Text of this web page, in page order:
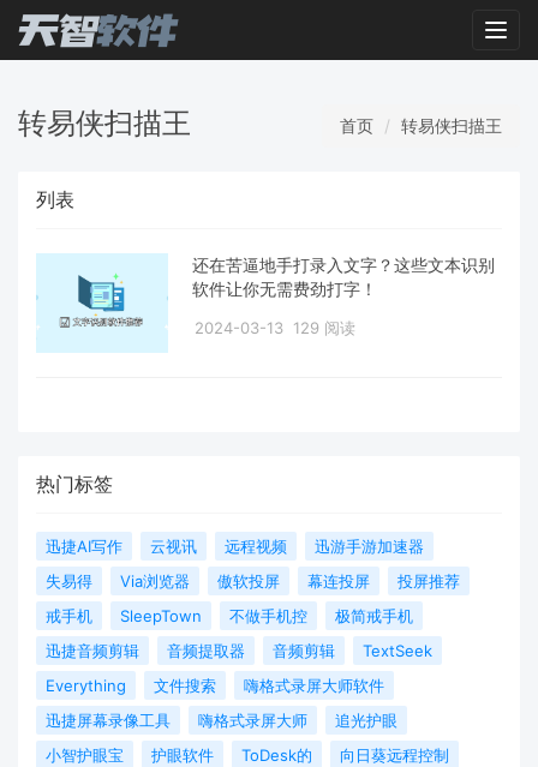
转易侠扫描王 首页 转易侠扫描王
列表
还在苦逼地手打录入文字？这些文本识别
软件让你无需费劲打字！
2024-03-13 129 阅读
热门标签
迅捷AI写作 云视讯 远程视频
迅游手游加速器
失易得
Via浏览器 傲软投屏 幕连投屏
投屏推荐
戒手机
SleepTown 不做手机控
极简戒手机
迅捷音频剪辑
音频提取器 音频剪辑
TextSeek
Everything
文件搜索
嗨格式录屏大师软件
迅捷屏幕录像工具
嗨格式录屏大师
追光护眼
小智护眼宝
护眼软件 ToDesk的
向日葵远程控制